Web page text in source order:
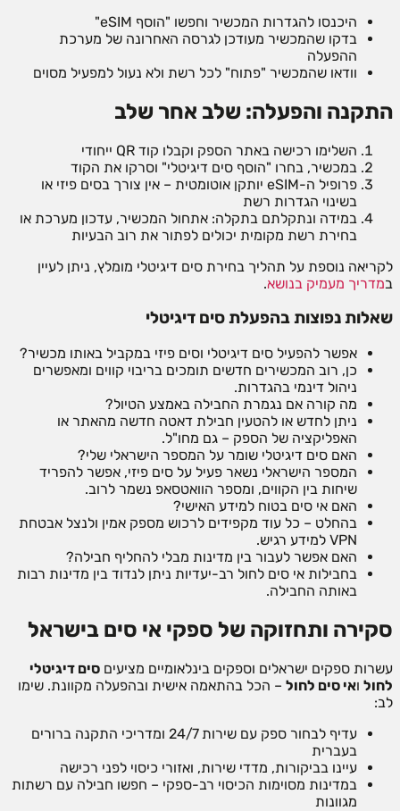
היכנסו להגדרות המכשיר וחפשו "הוסף eSIM"
בדקו שהמכשיר מעודכן לגרסה האחרונה של מערכת
ההפעלה
וודאו שהמכשיר "פתוח" לכל רשת ולא נעול למפעיל מסוים
התקנה והפעלה: שלב אחר שלב
השלימו רכישה באתר הספק וקבלו קוד QR ייחודי
במכשיר, בחרו "הוסף סים דיגיטלי" וסרקו את הקוד
פרופיל ה-eSIM יותקן אוטומטית – אין צורך בסים פיזי או
בשינוי הגדרות רשת
במידה ונתקלתם בתקלה: אתחול המכשיר, עדכון מערכת או
בחירת רשת מקומית יכולים לפתור את רוב הבעיות
לקריאה נוספת על תהליך בחירת סים דיגיטלי מומלץ, ניתן לעיין
במדריך מעמיק בנושא.
שאלות נפוצות בהפעלת סים דיגיטלי
אפשר להפעיל סים דיגיטלי וסים פיזי במקביל באותו מכשיר?
כן, רוב המכשירים חדשים תומכים בריבוי קווים ומאפשרים
ניהול דינמי בהגדרות.
מה קורה אם נגמרת החבילה באמצע הטיול?
ניתן לחדש או להטעין חבילת דאטה חדשה מהאתר או
האפליקציה של הספק – גם מחו"ל.
האם סים דיגיטלי שומר על המספר הישראלי שלי?
המספר הישראלי נשאר פעיל על סים פיזי, אפשר להפריד
שיחות בין הקווים, ומספר הוואטסאפ נשמר לרוב.
האם אי סים בטוח למידע האישי?
בהחלט – כל עוד מקפידים לרכוש מספק אמין ולנצל אבטחת
VPN למידע רגיש.
האם אפשר לעבור בין מדינות מבלי להחליף חבילה?
בחבילות אי סים לחול רב-יעדיות ניתן לנדוד בין מדינות רבות
באותה החבילה.
סקירה ותחזוקה של ספקי אי סים בישראל
עשרות ספקים ישראלים וספקים בינלאומיים מציעים סים דיגיטלי
לחול ואי סים לחול – הכל בהתאמה אישית ובהפעלה מקוונת. שימו
לב:
עדיף לבחור ספק עם שירות 24/7 ומדריכי התקנה ברורים
בעברית
עיינו בביקורות, מדדי שירות, ואזורי כיסוי לפני רכישה
במדינות מסוימות הכיסוי רב-ספקי – חפשו חבילה עם רשתות
מגוונות